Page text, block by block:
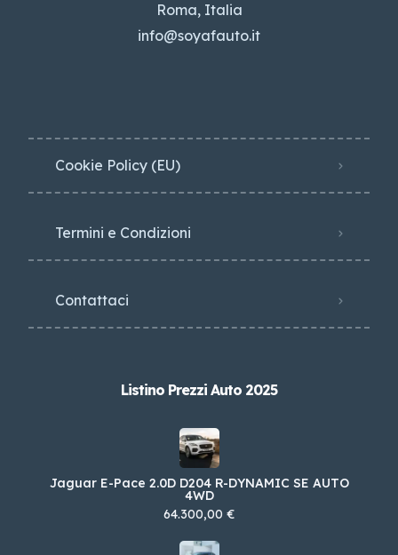
Roma, Italia
info@soyafauto.it
Cookie Policy (EU)
Termini e Condizioni
Contattaci
Listino Prezzi Auto 2025
Jaguar E-Pace 2.0D D204 R-DYNAMIC SE AUTO
4WD
64.300,00 €